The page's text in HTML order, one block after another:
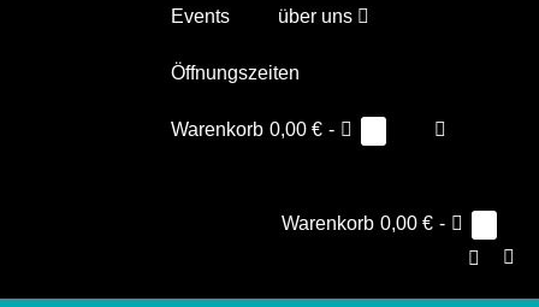
Events über uns
Öffnungszeiten
Warenkorb
Warenkorb 0,00 € -
Suche-
Warenkorb
Warenkorb 0,00 € -
Suche-